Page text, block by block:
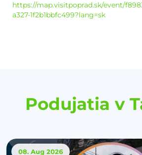
https://map.visitpoprad.sk/event/
a327-1f2b1bbfc499?lang=sk
Podujatia v
08. Aug 2026